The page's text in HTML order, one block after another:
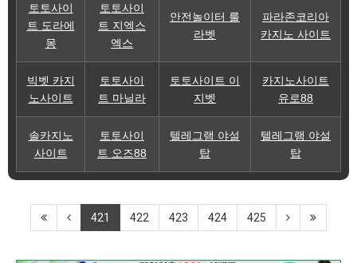
토토사이
트 도라에
몽
토토사이
트 지엑스
엑스
안전놀이터 룰
라벳
파라존코리아
카지노 사이트
빅벳 카지
노사이트
토토사이
트 마닐라
토토사이트 이
지벳
카지노사이트
유로88
솔카지노
사이트
토토사이
트 오즈88
텔레그램 야설
탑
텔레그램 야설
탑
421 422 423 424 425